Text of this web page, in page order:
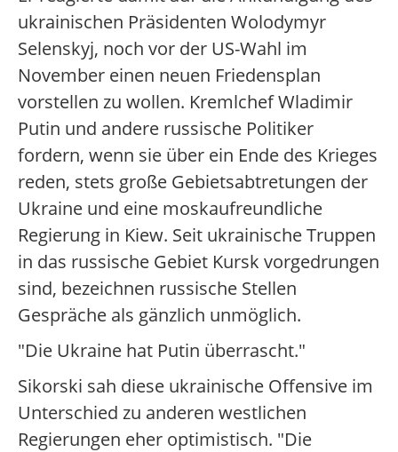
ukrainischen Präsidenten Wolodymyr
Selenskyj, noch vor der US-Wahl im
November einen neuen Friedensplan
vorstellen zu wollen. Kremlchef Wladimir
Putin und andere russische Politiker
fordern, wenn sie über ein Ende des Krieges
reden, stets große Gebietsabtretungen der
Ukraine und eine moskaufreundliche
Regierung in Kiew. Seit ukrainische Truppen
in das russische Gebiet Kursk vorgedrungen
sind, bezeichnen russische Stellen
Gespräche als gänzlich unmöglich.
"Die Ukraine hat Putin überrascht."
Sikorski sah diese ukrainische Offensive im
Unterschied zu anderen westlichen
Regierungen eher optimistisch. "Die